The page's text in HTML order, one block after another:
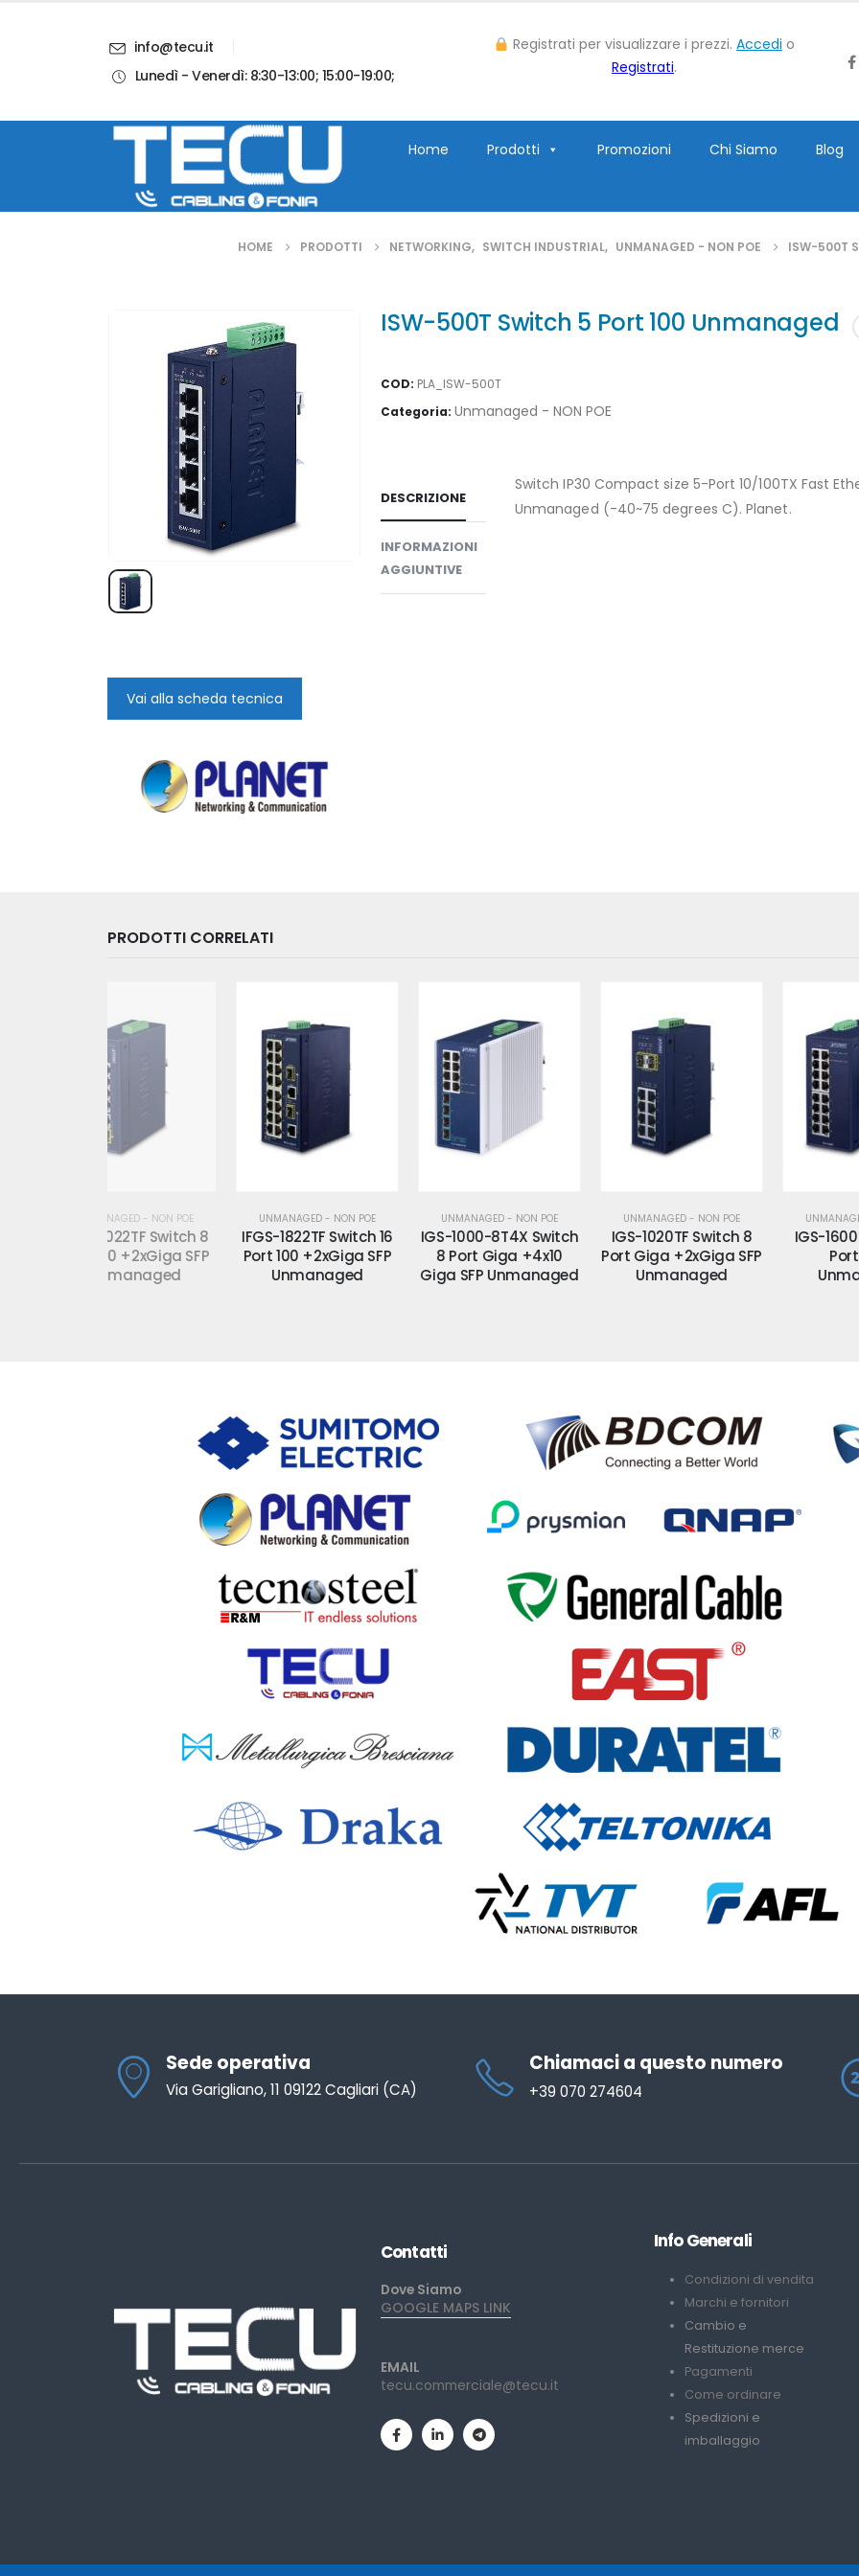
info@tecu.it
Lunedì - Venerdì: 8:30-13:00; 15:00-19:00;
Registrati per visualizzare i prezzi. Accedi o
Registrati.
Home Prodotti Promozioni Chi Siamo Blog
HOME PRODOTTI NETWORKING, SWITCH INDUSTRIAL, UNMANAGED - NON POE ISW-500T
Vai alla scheda tecnica
ISW-500T Switch 5 Port 100 Unmanaged
COD: PLA_ISW-500T
Categoria: Unmanaged - NON POE
DESCRIZIONE
INFORMAZIONI
AGGIUNTIVE
Switch IP30 Compact size 5-Port 10/100TX Fast
Unmanaged (-40~75 degrees C). Planet.
PRODOTTI CORRELATI
UNMANAGED - NON POE
IFGS-1822TF Switch 16
Port 100 +2xGiga SFP
Unmanaged
UNMANAGED - NON POE
IGS-1000-8T4X Switch
8 Port Giga +4x10
Giga SFP Unmanaged
UNMANAGED - NON POE
IGS-1020TF Switch 8
Port Giga +2xGiga SFP
Unmanaged
UNMANAGED - NON POE
IGS-1600T Switch 16
Port Giga
Unmanaged
Sede operativa
Via Garigliano, 11 09122 Cagliari (CA)
Chiamaci a questo numero
+39 070 274604
Contatti
Dove Siamo
GOOGLE MAPS LINK
EMAIL
tecu.commerciale@tecu.it
Info Generali
Condizioni di vendita
Marchi e fornitori
Cambio e
Restituzione merce
Pagamenti
Come ordinare
Spedizioni e
imballaggio
Blog Contatti Account